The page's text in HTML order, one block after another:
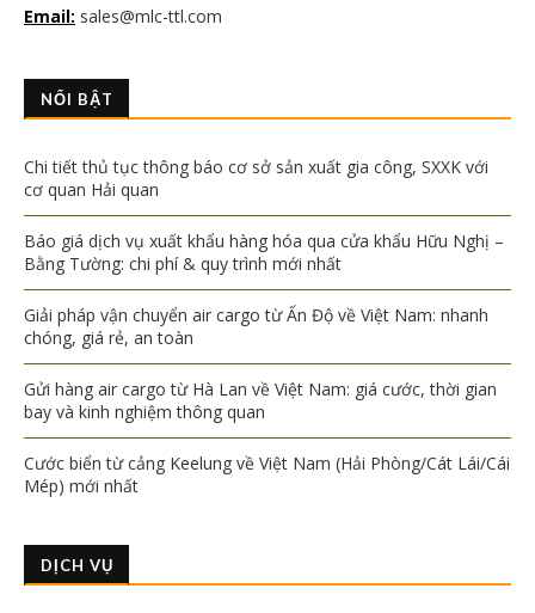
Email: sales@mlc-ttl.com
NỔI BẬT
Chi tiết thủ tục thông báo cơ sở sản xuất gia công, SXXK với
cơ quan Hải quan
Báo giá dịch vụ xuất khẩu hàng hóa qua cửa khẩu Hữu Nghị –
Bằng Tường: chi phí & quy trình mới nhất
Giải pháp vận chuyển air cargo từ Ấn Độ về Việt Nam: nhanh
chóng, giá rẻ, an toàn
Gửi hàng air cargo từ Hà Lan về Việt Nam: giá cước, thời gian
bay và kinh nghiệm thông quan
Cước biển từ cảng Keelung về Việt Nam (Hải Phòng/Cát Lái/Cái
Mép) mới nhất
DỊCH VỤ